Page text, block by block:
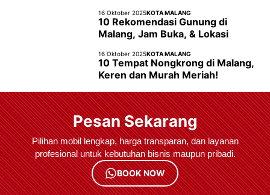
16 Oktober 2025KOTA MALANG
10 Rekomendasi Gunung di
Malang, Jam Buka, & Lokasi
16 Oktober 2025KOTA MALANG
10 Tempat Nongkrong di Malang,
Keren dan Murah Meriah!
Pesan Sekarang
Pilihan mobil lengkap, harga transparan, dan layanan
profesional untuk kebutuhan bisnis maupun pribadi.
BOOK NOW